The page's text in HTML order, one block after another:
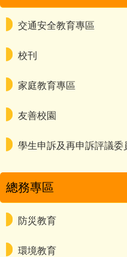
交通安全教育專區
校刊
家庭教育專區
友善校園
學生申訴及再申訴評議委
總務專區
防災教育
環境教育